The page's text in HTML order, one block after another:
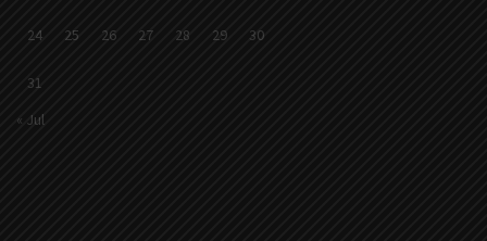
24 25 26 27 28 29 30
31
« Jul